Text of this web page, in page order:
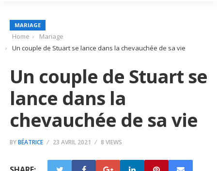
MARIAGE
Home
Mariage
Un couple de Stuart se lance dans la chevauchée de sa vie
Un couple de Stuart se
lance dans la
chevauchée de sa vie
BYBÉATRICE 23 AVRIL 2021 8 VIEWS